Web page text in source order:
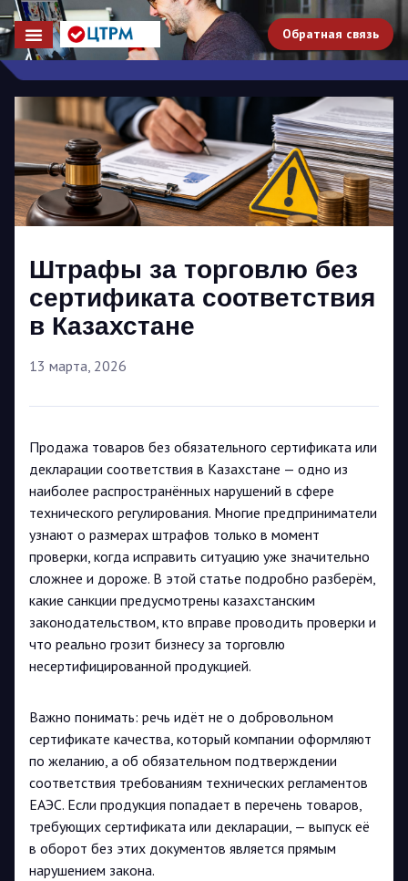
Обратная связь
Штрафы за торговлю без
сертификата соответствия
в Казахстане
13 марта, 2026
Продажа товаров без обязательного сертификата или
декларации соответствия в Казахстане — одно из
наиболее распространённых нарушений в сфере
технического регулирования. Многие предприниматели
узнают о размерах штрафов только в момент
проверки, когда исправить ситуацию уже значительно
сложнее и дороже. В этой статье подробно разберём,
какие санкции предусмотрены казахстанским
законодательством, кто вправе проводить проверки и
что реально грозит бизнесу за торговлю
несертифицированной продукцией.
Важно понимать: речь идёт не о добровольном
сертификате качества, который компании оформляют
по желанию, а об обязательном подтверждении
соответствия требованиям технических регламентов
ЕАЭС. Если продукция попадает в перечень товаров,
требующих сертификата или декларации, — выпуск её
в оборот без этих документов является прямым
нарушением закона.